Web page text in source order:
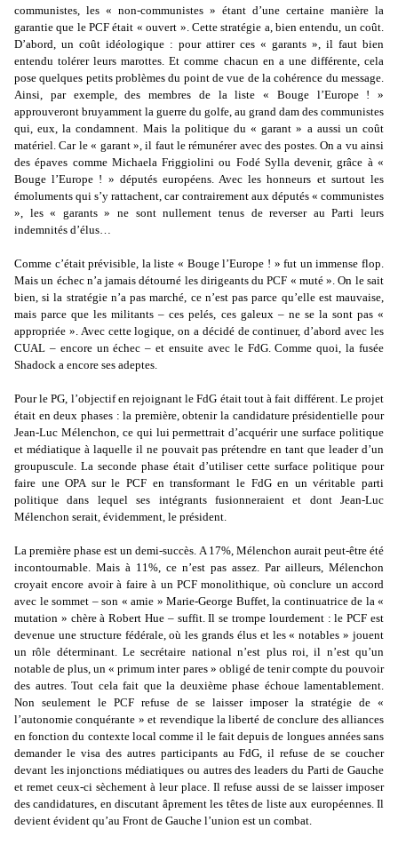
communistes, les « non-communistes » étant d’une certaine manière la
garantie que le PCF était « ouvert ». Cette stratégie a, bien entendu, un coût.
D’abord, un coût idéologique : pour attirer ces « garants », il faut bien
entendu tolérer leurs marottes. Et comme chacun en a une différente, cela
pose quelques petits problèmes du point de vue de la cohérence du message.
Ainsi, par exemple, des membres de la liste « Bouge l’Europe ! »
approuveront bruyamment la guerre du golfe, au grand dam des communistes
qui, eux, la condamnent. Mais la politique du « garant » a aussi un coût
matériel. Car le « garant », il faut le rémunérer avec des postes. On a vu ainsi
des épaves comme Michaela Friggiolini ou Fodé Sylla devenir, grâce à «
Bouge l’Europe ! » députés européens. Avec les honneurs et surtout les
émoluments qui s’y rattachent, car contrairement aux députés « communistes
», les « garants » ne sont nullement tenus de reverser au Parti leurs
indemnités d’élus…
Comme c’était prévisible, la liste « Bouge l’Europe ! » fut un immense flop.
Mais un échec n’a jamais détourné les dirigeants du PCF « muté ». On le sait
bien, si la stratégie n’a pas marché, ce n’est pas parce qu’elle est mauvaise,
mais parce que les militants – ces pelés, ces galeux – ne se la sont pas «
appropriée ». Avec cette logique, on a décidé de continuer, d’abord avec les
CUAL – encore un échec – et ensuite avec le FdG. Comme quoi, la fusée
Shadock a encore ses adeptes.
Pour le PG, l’objectif en rejoignant le FdG était tout à fait différent. Le projet
était en deux phases : la première, obtenir la candidature présidentielle pour
Jean-Luc Mélenchon, ce qui lui permettrait d’acquérir une surface politique
et médiatique à laquelle il ne pouvait pas prétendre en tant que leader d’un
groupuscule. La seconde phase était d’utiliser cette surface politique pour
faire une OPA sur le PCF en transformant le FdG en un véritable parti
politique dans lequel ses intégrants fusionneraient et dont Jean-Luc
Mélenchon serait, évidemment, le président.
La première phase est un demi-succès. A 17%, Mélenchon aurait peut-être été
incontournable. Mais à 11%, ce n’est pas assez. Par ailleurs, Mélenchon
croyait encore avoir à faire à un PCF monolithique, où conclure un accord
avec le sommet – son « amie » Marie-George Buffet, la continuatrice de la «
mutation » chère à Robert Hue – suffit. Il se trompe lourdement : le PCF est
devenue une structure fédérale, où les grands élus et les « notables » jouent
un rôle déterminant. Le secrétaire national n’est plus roi, il n’est qu’un
notable de plus, un « primum inter pares » obligé de tenir compte du pouvoir
des autres. Tout cela fait que la deuxième phase échoue lamentablement.
Non seulement le PCF refuse de se laisser imposer la stratégie de «
l’autonomie conquérante » et revendique la liberté de conclure des alliances
en fonction du contexte local comme il le fait depuis de longues années sans
demander le visa des autres participants au FdG, il refuse de se coucher
devant les injonctions médiatiques ou autres des leaders du Parti de Gauche
et remet ceux-ci sèchement à leur place. Il refuse aussi de se laisser imposer
des candidatures, en discutant âprement les têtes de liste aux européennes. Il
devient évident qu’au Front de Gauche l’union est un combat.